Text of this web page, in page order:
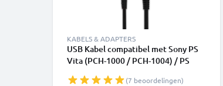
KABELS & ADAPTERS
USB Kabel compatibel met Sony PS
Vita (PCH-1000 / PCH-1004) / PS
(7 beoordelingen)